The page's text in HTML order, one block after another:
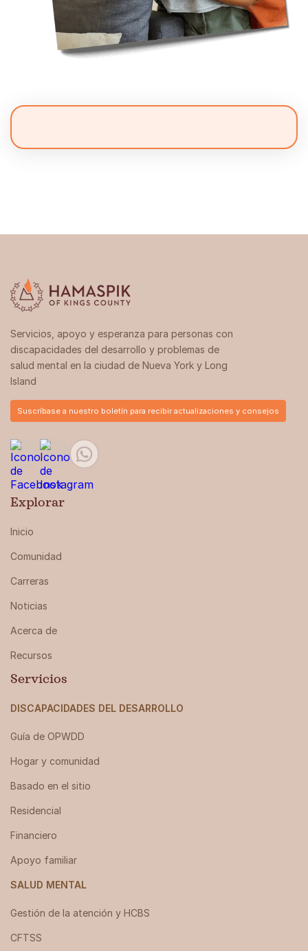
Servicios, apoyo y esperanza para personas con
discapacidades del desarrollo y problemas de
salud mental en la ciudad de Nueva York y Long
Island
Suscríbase a nuestro boletín para recibir actualizaciones y consejos
Explorar
Inicio
Comunidad
Carreras
Noticias
Acerca de
Recursos
Servicios
DISCAPACIDADES DEL DESARROLLO
Guía de OPWDD
Hogar y comunidad
Basado en el sitio
Residencial
Financiero
Apoyo familiar
SALUD MENTAL
Gestión de la atención y HCBS
CFTSS